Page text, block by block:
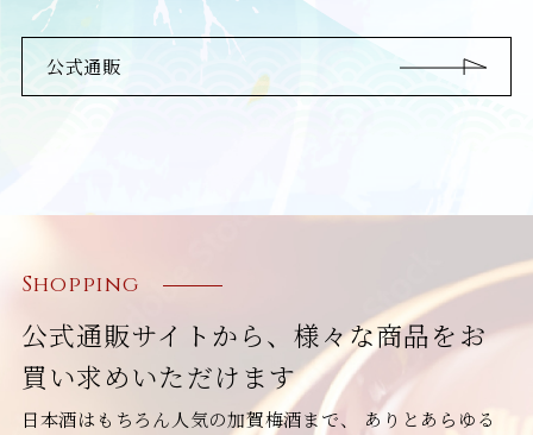
公式通販
Shopping
公式通販サイトから、様々な商品をお
買い求めいただけます
日本酒はもちろん人気の加賀梅酒まで、
ありとあらゆる